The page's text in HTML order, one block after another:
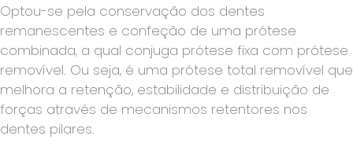
Optou-se pela conservação dos dentes
remanescentes e confeção de uma prótese
combinada, a qual conjuga prótese fixa com prótese
removível. Ou seja, é uma prótese total removível que
melhora a retenção, estabilidade e distribuição de
forças através de mecanismos retentores nos
dentes pilares.